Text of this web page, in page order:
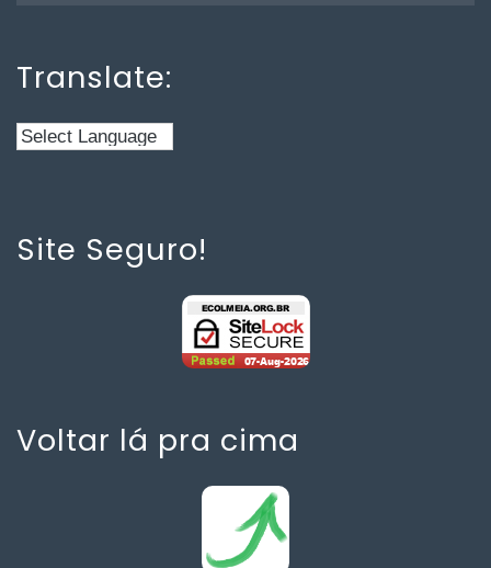
Translate:
Site Seguro!
Voltar lá pra cima